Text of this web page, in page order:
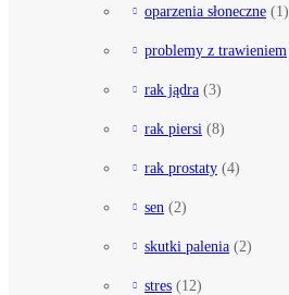
oparzenia słoneczne (1)
problemy z trawieniem
rak jądra (3)
rak piersi (8)
rak prostaty (4)
sen (2)
skutki palenia (2)
stres (12)